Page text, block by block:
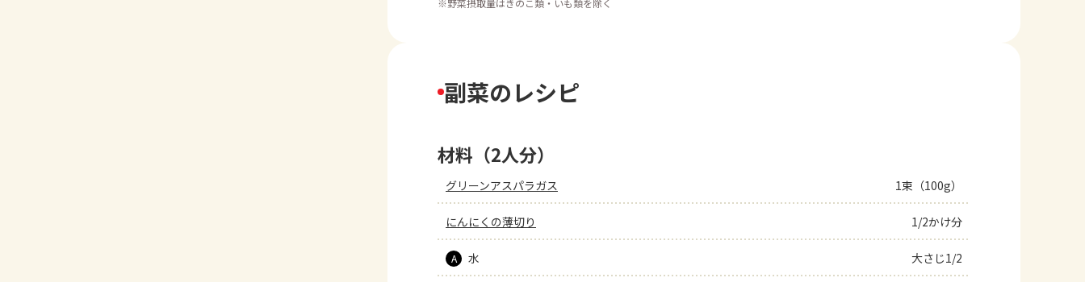
※野菜摂取量はきのこ類・いも類を除く
副菜のレシピ
材料（2人分）
グリーンアスパラガス 1束（100g）
にんにくの薄切り 1/2かけ分
A 水 大さじ1/2